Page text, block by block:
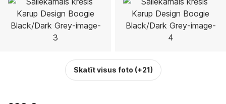
Skatīt visus foto (+21)